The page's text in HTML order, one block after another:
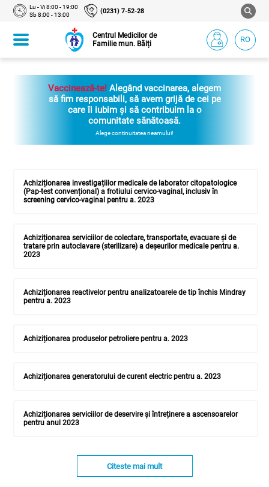
Lu - Vi 8:00 - 19:00
Sb 8:00 - 13:00
(0231) 7-52-28
Centrul Medicilor de
Familie mun. Bălți
RO
Vaccinează-te! Alegând vaccinarea, alegem
să fim responsabili, să avem grijă de cei pe
care îi iubim și să contribuim la o
comunitate sănătoasă.
Alege continuitatea neamului!
Achiziționarea investigațiilor medicale de laborator citopatologice
(Pap-test convențional) a frotiului cervico-vaginal, inclusiv în
screening cervico-vaginal pentru a. 2023
Achiziționarea serviciilor de colectare, transportate, evacuare și de
tratare prin autoclavare (sterilizare) a deșeurilor medicale pentru a.
2023
Achiziționarea reactivelor pentru analizatoarele de tip închis Mindray
pentru a. 2023
Achiziționarea produselor petroliere pentru a. 2023
Achiziționarea generatorului de curent electric pentru a. 2023
Achiziționarea serviciilor de deservire și întreținere a ascensoarelor
pentru anul 2023
Citeste mai mult